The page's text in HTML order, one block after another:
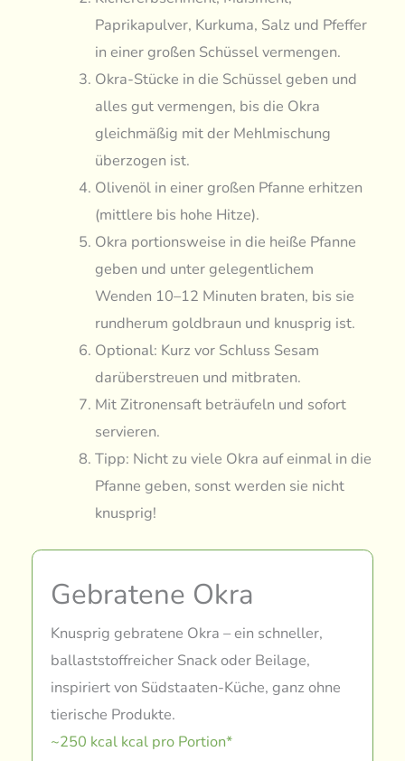
Paprikapulver, Kurkuma, Salz und Pfeffer
in einer großen Schüssel vermengen.
Okra-Stücke in die Schüssel geben und
alles gut vermengen, bis die Okra
gleichmäßig mit der Mehlmischung
überzogen ist.
Olivenöl in einer großen Pfanne erhitzen
(mittlere bis hohe Hitze).
Okra portionsweise in die heiße Pfanne
geben und unter gelegentlichem
Wenden 10–12 Minuten braten, bis sie
rundherum goldbraun und knusprig ist.
Optional: Kurz vor Schluss Sesam
darüberstreuen und mitbraten.
Mit Zitronensaft beträufeln und sofort
servieren.
Tipp: Nicht zu viele Okra auf einmal in die
Pfanne geben, sonst werden sie nicht
knusprig!
Gebratene Okra
Knusprig gebratene Okra – ein schneller,
ballaststoffreicher Snack oder Beilage,
inspiriert von Südstaaten-Küche, ganz ohne
tierische Produkte.
~250 kcal kcal pro Portion*